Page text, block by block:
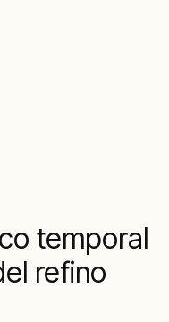
temporal
refino